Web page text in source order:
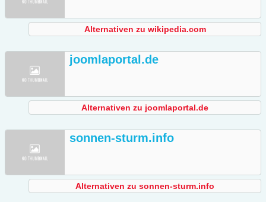
Alternativen zu wikipedia.com
joomlaportal.de
Alternativen zu joomlaportal.de
sonnen-sturm.info
Alternativen zu sonnen-sturm.info